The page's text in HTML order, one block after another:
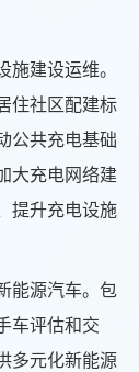
施建设运维。
住社区配建标
公共充电基础
大充电网络建
提升充电设施
能源汽车。包
车评估和交
多元化新能源